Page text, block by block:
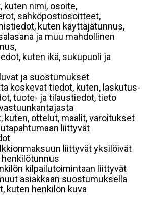
kuten nimi, osoite,
sähköpostiosoitteet,
kuten käyttäjätunnus,
ja muu mahdollinen
kuten ikä, sukupuoli ja
ja suostumukset
koskevat tiedot, kuten, laskutus-
tuote- ja tilaustiedot, tieto
kuten, ottelut, maalit, varoitukset
liittyvät
liittyvät yksilöivät
kilpailutoimintaan liittyvät
asiakkaan suostumuksella
kuten henkilön kuva